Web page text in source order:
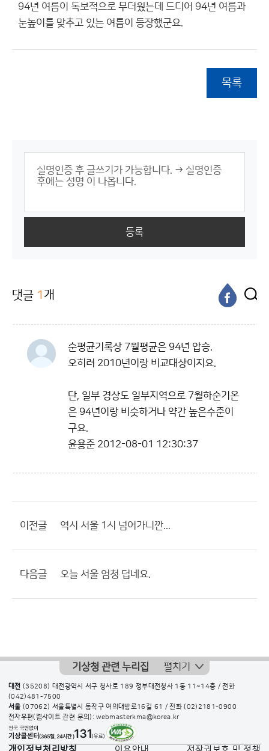
94년 여름이 독보적으로 무더웠는데 드디어 94년 여름과
눈높이를 맞추고 있는 여름이 등장했군요.
목록
등록
댓글 1 개
순평균기록상 7월평균은 94년 압승.
오히려 2010년이랑 비교대상이지요.
단, 일부 경상도 일부지역으로 7월하순기온
은 94년이랑 비슷하거나 약간 높은수준이
구요.
윤용준 2012-08-01 12:30:37
이전글 역시 서울 1시 넘어가니깐...
다음글 오늘 서울 엄청 덥네요.
기상청 관련 누리집 펼치기
대전 (35208) 대전광역시 서구 청사로 189 정부대전청사 1동 11~14층 / 전화
(042)481-7500
서울 (07062) 서울특별시 동작구 여의대방로16길 61 / 전화(02)2181-0900
전자우편(웹사이트 관련 문의): webmasterkma@korea.kr